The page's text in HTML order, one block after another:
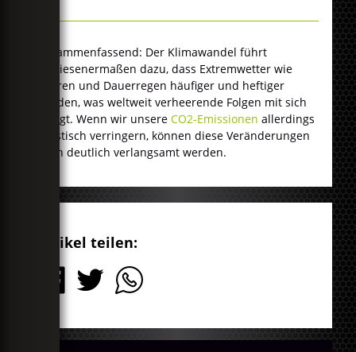
Zusammenfassend: Der Klimawandel führt
bewiesenermaßen dazu, dass Extremwetter wie
Dürren und Dauerregen häufiger und heftiger
werden, was weltweit verheerende Folgen mit sich
bringt. Wenn wir unsereCO2-Emissionen allerdings
drastisch verringern, können diese Veränderungen
noch deutlich verlangsamt werden.
Artikel teilen: